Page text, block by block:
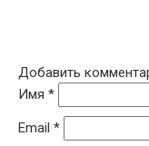
Добавить
Имя *
Email *